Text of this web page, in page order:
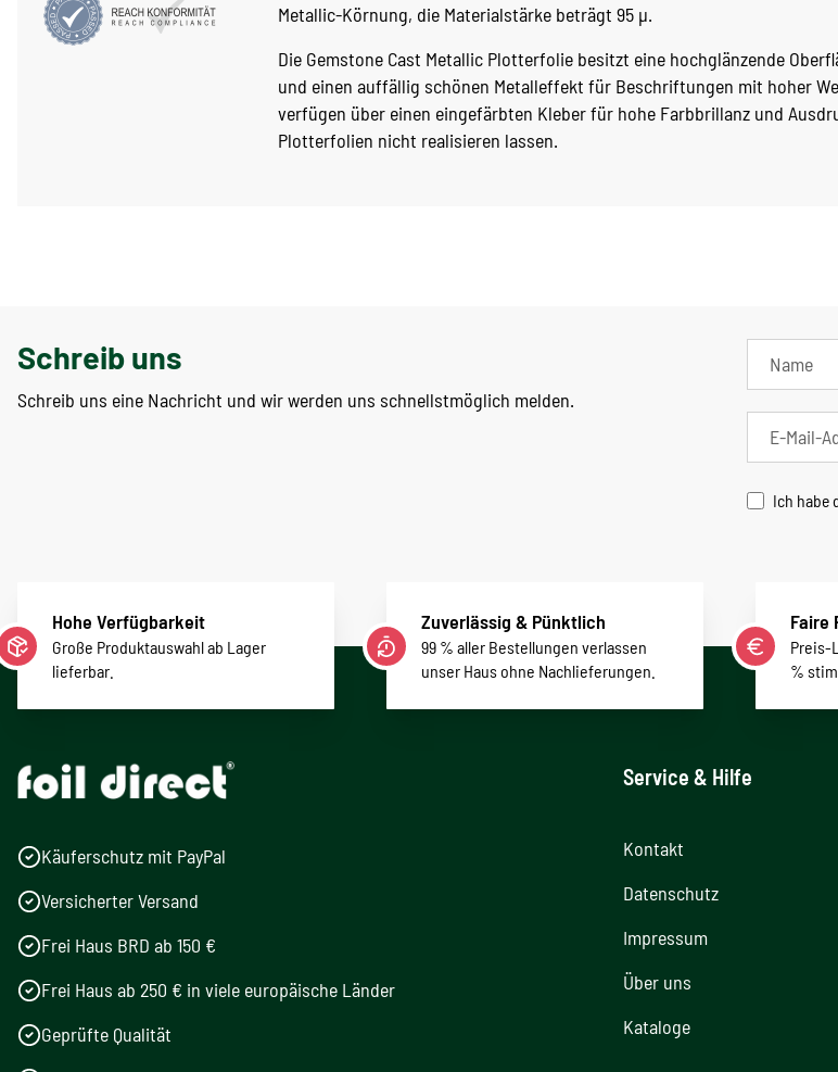
Metallic-Körnung, die Materialstärke beträgt 95 µ.
Die Gemstone Cast Metallic Plotterfolie besitzt eine hochglänzende
und einen auffällig schönen Metalleffekt für Beschriftungen mit hoher
verfügen über einen eingefärbten Kleber für hohe Farbbrillanz und
Plotterfolien nicht realisieren lassen.
Schreib uns
Schreib uns eine Nachricht und wir werden uns schnellstmöglich melden.
Ich habe
Hohe Verfügbarkeit
Große Produktauswahl ab Lager
lieferbar.
Zuverlässig & Pünktlich
99 % aller Bestellungen verlassen
unser Haus ohne Nachlieferungen.
Faire
Preis-
%
Käuferschutz mit PayPal
Versicherter Versand
Frei Haus BRD ab 150 €
Frei Haus ab 250 € in viele europäische Länder
Geprüfte Qualität
Service & Hilfe
Kontakt
Datenschutz
Impressum
Über uns
Kataloge